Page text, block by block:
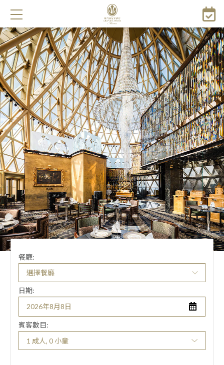
主
內
容
餐廳:
日期:
賓客數目:
1 成人, 0 小童